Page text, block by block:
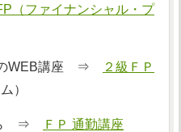
（ファイナンシャル・プ
のWEB講座 ⇒
２級ＦＰ
）
ら ⇒ ＦＰ 通勤講座